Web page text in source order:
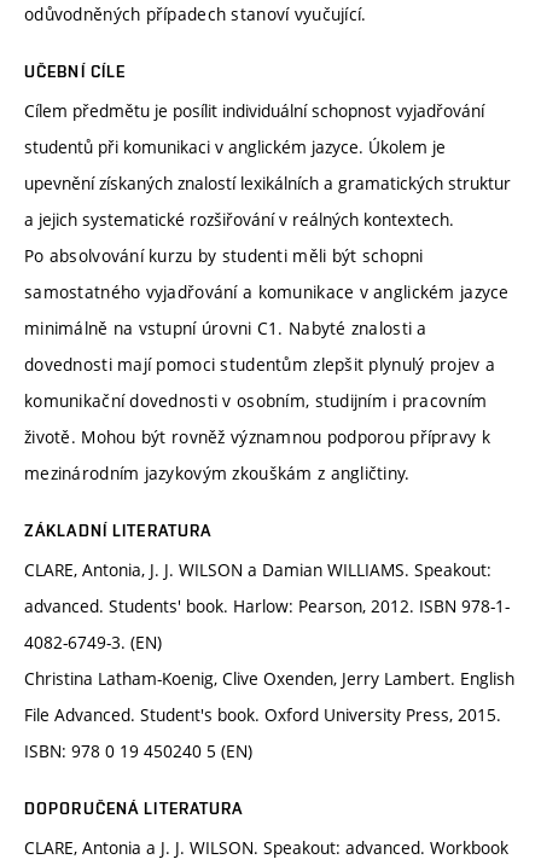
odůvodněných případech stanoví vyučující.
UČEBNÍ CÍLE
Cílem předmětu je posílit individuální schopnost vyjadřování
studentů při komunikaci v anglickém jazyce. Úkolem je
upevnění získaných znalostí lexikálních a gramatických struktur
a jejich systematické rozšiřování v reálných kontextech.
Po absolvování kurzu by studenti měli být schopni
samostatného vyjadřování a komunikace v anglickém jazyce
minimálně na vstupní úrovni C1. Nabyté znalosti a
dovednosti mají pomoci studentům zlepšit plynulý projev a
komunikační dovednosti v osobním, studijním i pracovním
životě. Mohou být rovněž významnou podporou přípravy k
mezinárodním jazykovým zkouškám z angličtiny.
ZÁKLADNÍ LITERATURA
CLARE, Antonia, J. J. WILSON a Damian WILLIAMS. Speakout:
advanced. Students' book. Harlow: Pearson, 2012. ISBN 978-1-
4082-6749-3. (EN)
Christina Latham-Koenig, Clive Oxenden, Jerry Lambert. English
File Advanced. Student's book. Oxford University Press, 2015.
ISBN: 978 0 19 450240 5 (EN)
DOPORUČENÁ LITERATURA
CLARE, Antonia a J. J. WILSON. Speakout: advanced. Workbook